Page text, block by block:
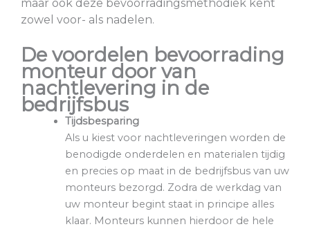
maar ook deze bevoorradingsmethodiek kent
zowel voor- als nadelen.
De voordelen bevoorrading
monteur door van
nachtlevering in de
bedrijfsbus
Tijdsbesparing
Als u kiest voor nachtleveringen worden de
benodigde onderdelen en materialen tijdig
en precies op maat in de bedrijfsbus van uw
monteurs bezorgd. Zodra de werkdag van
uw monteur begint staat in principe alles
klaar. Monteurs kunnen hierdoor de hele